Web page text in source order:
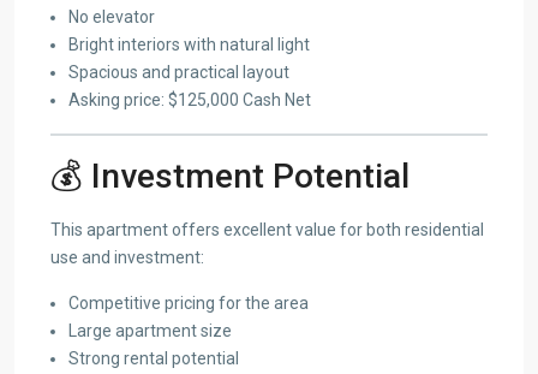
No elevator
Bright interiors with natural light
Spacious and practical layout
Asking price: $125,000 Cash Net
💰 Investment Potential
This apartment offers excellent value for both residential
use and investment:
Competitive pricing for the area
Large apartment size
Strong rental potential